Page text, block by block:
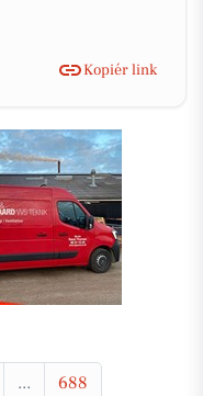
Kopiér link
... 688